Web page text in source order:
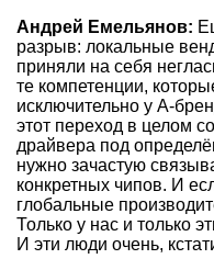
Андрей Емельянов:
разрыв: локальные
приняли на себя
те компетенции,
исключительно у А-
этот переход в целом
драйвера под
нужно зачастую
конкретных чипов. И
глобальные
Только у нас и только
И эти люди очень,